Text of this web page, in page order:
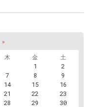
»
木 金
土
1
2
7 8
9
14 15
16
21 22
23
28 29
30